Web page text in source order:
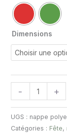
Dimensions
- +
UGS : nappe
Catégories : Fête,